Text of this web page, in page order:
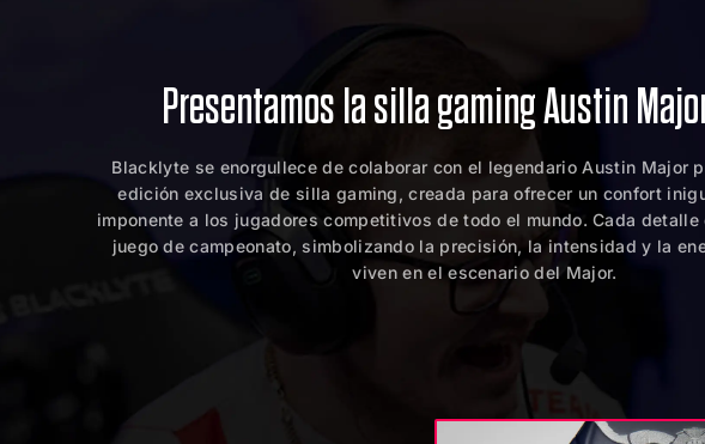
Presentamos la silla gaming Austin
Blacklyte se enorgullece de colaborar con el legendario Austin Major
edición exclusiva de silla gaming, creada para ofrecer un confort
imponente a los jugadores competitivos de todo el mundo. Cada
juego de campeonato, simbolizando la precisión, la intensidad y la
viven en el escenario del Major.